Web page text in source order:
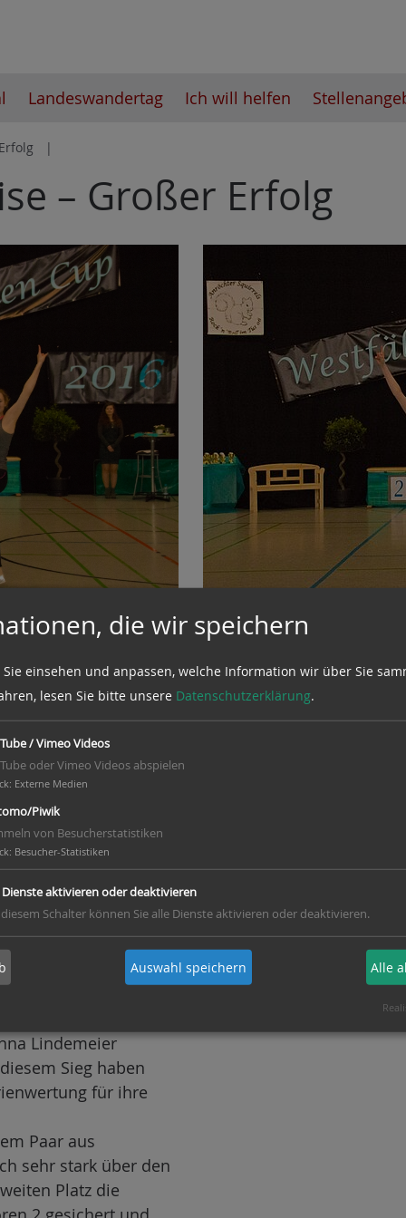
Landeswandertag Ich will helfen
– Großer Erfolg
Birds“ vom MTV
in Anröchte.
Wettbewerbsstätte
Fahrt an. Nach
alle um und wärmten
aus Winsen (Aller)
die Fläche. Sie
Caroline Thies und
ebenfalls die
Paaren aus
undAndrea Zenk
mussten die
stellen. Alle vier
wurden am Ende
Lindemeier
Sieg haben
für ihre
Paar aus
sehr stark über den
Platz die
die wir speichern
einsehen und anpassen, welche Information wir über Sie
lesen Sie bitte unsere Datenschutzerklärung.
/ Vimeo Videos
oder Vimeo Videos abspielen
: Externe Medien
Piwik
von Besucherstatistiken
: Besucher-Statistiken
Dienste aktivieren oder deaktivieren
Schalter können Sie alle Dienste aktivieren oder deaktivieren.
Auswahl speichern Alle